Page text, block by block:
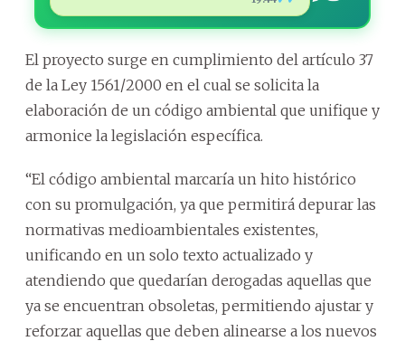
El proyecto surge en cumplimiento del artículo 37
de la Ley 1561/2000 en el cual se solicita la
elaboración de un código ambiental que unifique y
armonice la legislación específica.
“El código ambiental marcaría un hito histórico
con su promulgación, ya que permitirá depurar las
normativas medioambientales existentes,
unificando en un solo texto actualizado y
atendiendo que quedarían derogadas aquellas que
ya se encuentran obsoletas, permitiendo ajustar y
reforzar aquellas que deben alinearse a los nuevos